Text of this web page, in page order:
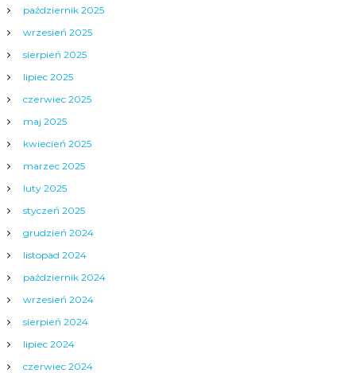
październik 2025
wrzesień 2025
sierpień 2025
lipiec 2025
czerwiec 2025
maj 2025
kwiecień 2025
marzec 2025
luty 2025
styczeń 2025
grudzień 2024
listopad 2024
październik 2024
wrzesień 2024
sierpień 2024
lipiec 2024
czerwiec 2024